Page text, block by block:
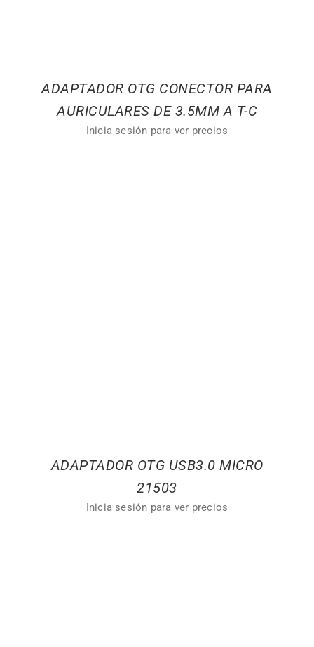
ADAPTADOR OTG CONECTOR PARA
AURICULARES DE 3.5MM A T-C
Inicia sesión para ver precios
ADAPTADOR OTG USB3.0 MICRO
21503
Inicia sesión para ver precios